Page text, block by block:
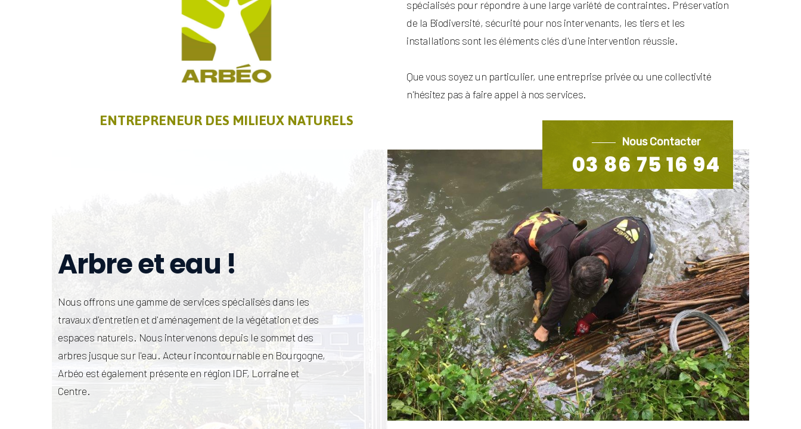
ENTREPRENEUR DES MILIEUX NATURELS
spécialisés pour répondre à une large variété de contraintes. Préservation
de la Biodiversité, sécurité pour nos intervenants, les tiers et les
installations sont les éléments clés d'une intervention réussie.
Que vous soyez un particulier, une entreprise privée ou une collectivité
n'hésitez pas à faire appel à nos services.
Nous Contacter
03 86 75 16 94
Arbre et eau !
Nous offrons une gamme de services spécialisés dans les
travaux d'entretien et d'aménagement de la végétation et des
espaces naturels. Nous intervenons depuis le sommet des
arbres jusque sur l'eau. Acteur incontournable en Bourgogne,
Arbéo est également présente en région IDF, Lorraine et
Centre.